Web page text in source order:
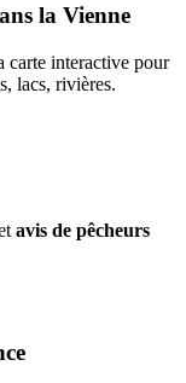
la Vienne
carte interactive pour
lacs, rivières.
avis de pêcheurs